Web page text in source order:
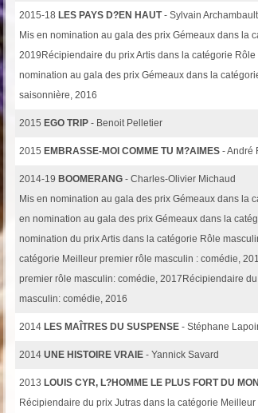
2015-18 LES PAYS D?EN HAUT - Sylvain
Mis en nomination au gala des prix Gémeaux dans la
2019Récipiendaire du prix Artis dans la catégorie
nomination au gala des prix Gémeaux dans la
saisonnière, 2016
2015 EGO TRIP - Benoit Pelletier
2015 EMBRASSE-MOI COMME TU M?AIMES - André
2014-19 BOOMERANG - Charles-Olivier Michaud
Mis en nomination au gala des prix Gémeaux dans la
en nomination au gala des prix Gémeaux dans la
nomination du prix Artis dans la catégorie Rôle
catégorie Meilleur premier rôle masculin : comédie,
premier rôle masculin: comédie, 2017Récipiendaire
masculin: comédie, 2016
2014 LES MAÎTRES DU SUSPENSE - Stéphane
2014 UNE HISTOIRE VRAIE - Yannick Savard
2013 LOUIS CYR, L?HOMME LE PLUS FORT DU
Récipiendaire du prix Jutras dans la catégorie Meilleur